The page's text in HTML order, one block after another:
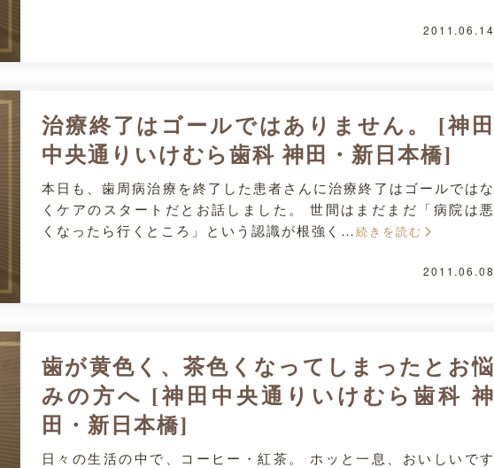
2011.06.14
治療終了はゴールではありません。 [神田
中央通りいけむら歯科 神田・新日本橋]
本日も、歯周病治療を終了した患者さんに治療終了はゴールではな
くケアのスタートだとお話しました。 世間はまだまだ「病院は悪
くなったら行くところ」という認識が根強く…続きを読む
2011.06.08
歯が黄色く、茶色くなってしまったとお悩
みの方へ [神田中央通りいけむら歯科 神
田・新日本橋]
日々の生活の中で、コーヒー・紅茶。 ホッと一息、おいしいです